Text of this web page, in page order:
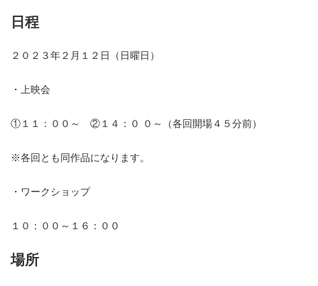
日程
２０２３年２月１２日（日曜日）
・上映会
①１１：００～ ②１４：０ ０～（各回開場４５分前）
※各回とも同作品になります。
・ワークショップ
１０：００～１６：００
場所